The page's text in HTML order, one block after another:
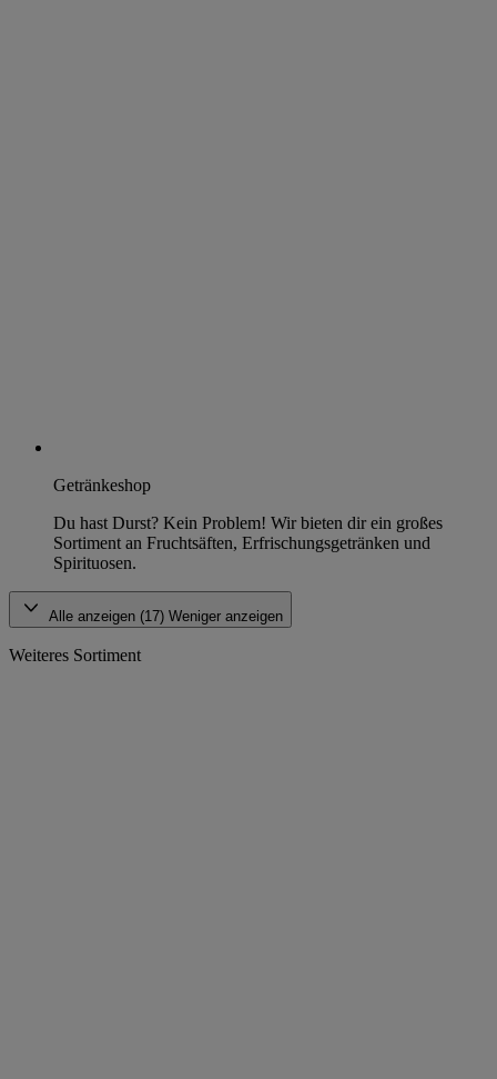
Getränkeshop
Du hast Durst? Kein Problem! Wir bieten dir ein großes
Sortiment an Fruchtsäften, Erfrischungsgetränken und
Spirituosen.
Alle anzeigen (17) Weniger anzeigen
Weiteres Sortiment